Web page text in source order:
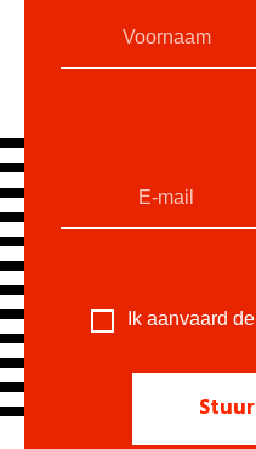
Ik aanvaard de